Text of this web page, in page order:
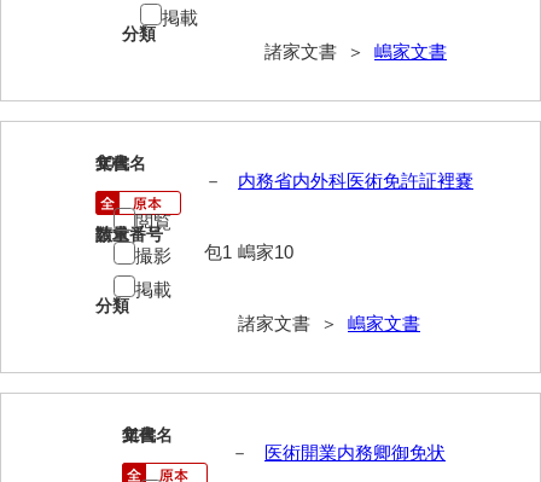
片山家文書（美和町）
勝間田家文書
桂家文書（防府市）
桂家文書（宇部市1）
桂家文書（宇部市2）
桂家文書（下関市長府）
金津家文書
分類
諸家文書 ＞ 嶋家文書
掲載
10
文書名
内務省内外科医術免許証裡嚢
請求番号
嶋家10
分類
諸家文書 ＞ 嶋家文書
年代
－
数量
包1
閲覧
撮影
掲載
11
文書名
医術開業内務卿御免状
年代
－